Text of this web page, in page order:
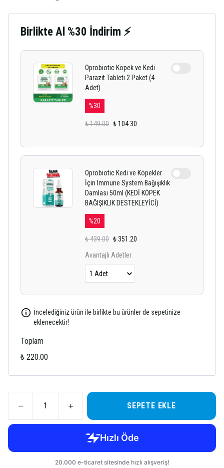
Birlikte Al %30 İndirim ⚡
Oprobiotic Köpek ve Kedi
Parazit Tableti 2 Paket (4
Adet)
%30
₺ 149.00 ₺ 104.30
Oprobiotic Kedi ve Köpekler
İçin Immune System Bağışıklık
Damlası 50ml (KEDİ KÖPEK
BAĞIŞIKLIK DESTEKLEYİCİ)
%20
₺ 439.00 ₺ 351.20
Avantajlı Adetler
İncelediğiniz ürün ile birlikte bu ürünler de sepetinize
eklenecektir!
Toplam
₺ 220.00
SEPETE EKLE